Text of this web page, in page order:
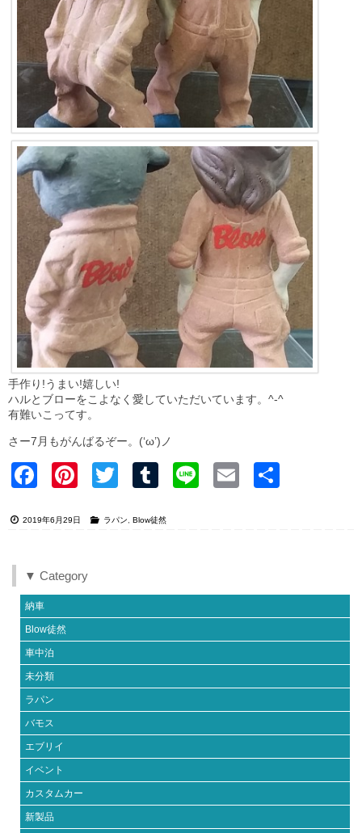
手作り!うまい!嬉しい!
ハルとブローをこよなく愛していただいています。^-^
有難いこってす。
さー7月もがんばるぞー。(‘ω’)ノ
Faceb Pinter Twitter Tumblr Line Email
2019年6月29日 ラパン, Blow徒然
▼ Category
納車
Blow徒然
車中泊
未分類
ラパン
バモス
エブリイ
イベント
カスタムカー
新製品